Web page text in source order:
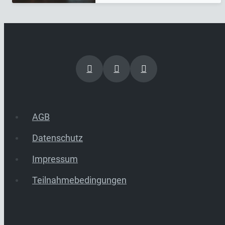
AGB
Datenschutz
Impressum
Teilnahmebedingungen